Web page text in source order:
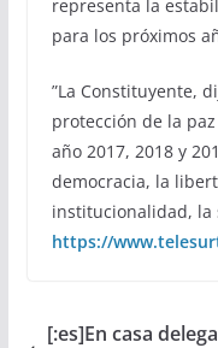
representa la
para los próximos
”La Constituyente,
protección de la
año 2017, 2018 y
democracia, la
institucionalidad, la
https://
[:es]En casa